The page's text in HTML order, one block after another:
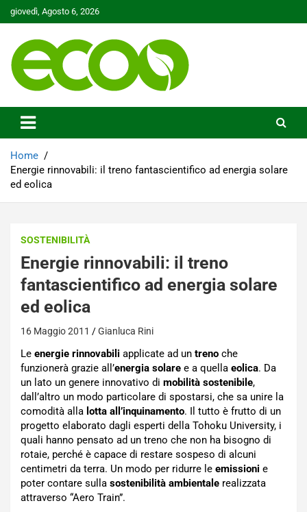
Skip
to
giovedì, Agosto 6, 2026
Ecoo.it
Home
Energie rinnovabili: il treno fantascientifico ad energia solare
ed eolica
SOSTENIBILITÀ
Energie rinnovabili: il treno
fantascientifico ad energia solare
ed eolica
16 Maggio 2011 Gianluca Rini
Le energie rinnovabili applicate ad un treno che
funzionerà grazie all’energia solare e a quella eolica. Da
un lato un genere innovativo di mobilità sostenibile,
dall’altro un modo particolare di spostarsi, che sa unire la
comodità alla lotta all’inquinamento. Il tutto è frutto di un
progetto elaborato dagli esperti della Tohoku University, i
quali hanno pensato ad un treno che non ha bisogno di
rotaie, perché è capace di restare sospeso di alcuni
centimetri da terra. Un modo per ridurre le emissioni e
poter contare sulla sostenibilità ambientale realizzata
attraverso “Aero Train”.